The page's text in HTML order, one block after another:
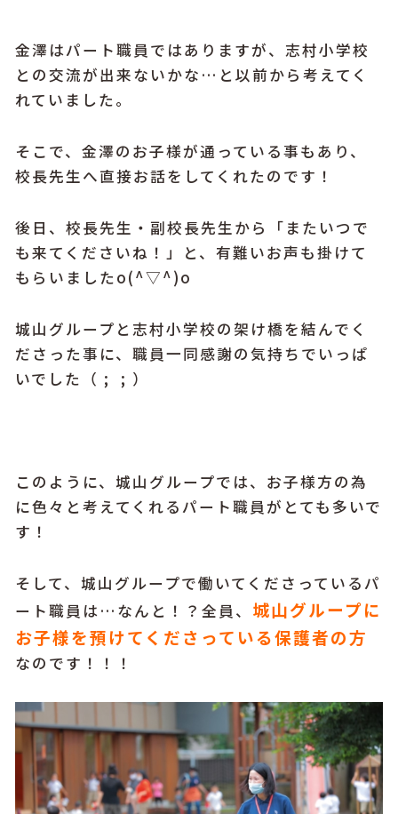
金澤はパート職員ではありますが、志村小学校
との交流が出来ないかな…と以前から考えてく
れていました。
そこで、金澤のお子様が通っている事もあり、
校長先生へ直接お話をしてくれたのです！
後日、校長先生・副校長先生から「またいつで
も来てくださいね！」と、有難いお声も掛けて
もらいましたo(^▽^)o
城山グループと志村小学校の架け橋を結んでく
ださった事に、職員一同感謝の気持ちでいっぱ
いでした（ ; ; ）
このように、城山グループでは、お子様方の為
に色々と考えてくれるパート職員がとても多いで
す！
そして、城山グループで働いてくださっているパ
ート職員は…なんと！？全員、 城山グループに
お子様を預けてくださっている保護者の方
なのです！！！